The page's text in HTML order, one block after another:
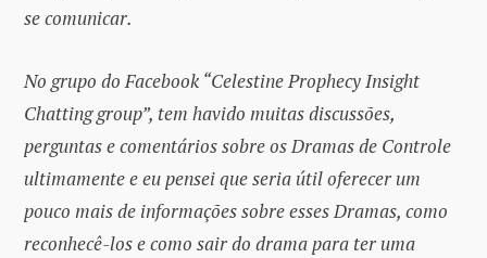
se comunicar.
No grupo do Facebook “Celestine Prophecy Insight
Chatting group”, tem havido muitas discussões,
perguntas e comentários sobre os Dramas de Controle
ultimamente e eu pensei que seria útil oferecer um
pouco mais de informações sobre esses Dramas, como
reconhecê-los e como sair do drama para ter uma